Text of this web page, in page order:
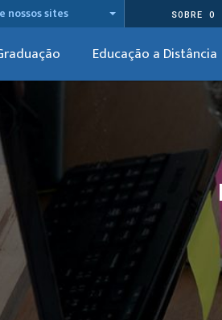
nossos sites SOBRE O
Educação a Distância